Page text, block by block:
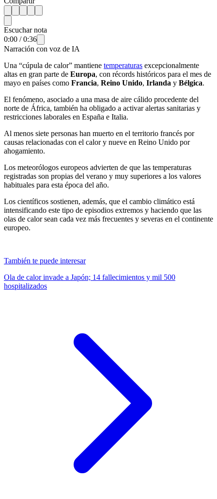
Escuchar nota
0:00 /0:36
Narración con voz de IA
Una “cúpula de calor” mantiene temperaturas excepcionalmente
altas en gran parte de Europa, con récords históricos para el mes de
mayo en países como Francia, Reino Unido, Irlanda y Bélgica.
El fenómeno, asociado a una masa de aire cálido procedente del
norte de África, también ha obligado a activar alertas sanitarias y
restricciones laborales en España e Italia.
Al menos siete personas han muerto en el territorio francés por
causas relacionadas con el calor y nueve en Reino Unido por
ahogamiento.
Los meteorólogos europeos advierten de que las temperaturas
registradas son propias del verano y muy superiores a los valores
habituales para esta época del año.
Los científicos sostienen, además, que el cambio climático está
intensificando este tipo de episodios extremos y haciendo que las
olas de calor sean cada vez más frecuentes y severas en el continente
europeo.
También te puede interesar
Ola de calor invade a Japón; 14 fallecimientos y mil 500
hospitalizados